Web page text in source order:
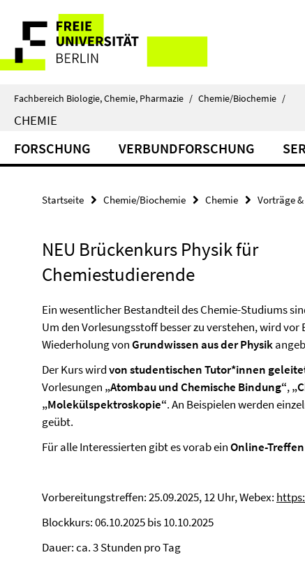
direkt
Inhalt
Service-
Navigation
Fachbereich Biologie, Chemie, Pharmazie / Chemie/Biochemie /
CHEMIE
FORSCHUNG VERBUNDFORSCHUNG
Startseite Chemie/Biochemie Chemie Vorträge
NEU Brückenkurs Physik für
Chemiestudierende
Ein wesentlicher Bestandteil des Chemie-Studiums
Um den Vorlesungsstoff besser zu verstehen, wird
Wiederholung vonGrundwissen aus der Physik
Der Kurs wirdvon studentischen Tutor*innen
Vorlesungen „Atombau und Chemische Bindung“,
„Molekülspektroskopie“. An Beispielen werden
geübt.
Für alle Interessierten gibt es vorab einOnline-
Vorbereitungstreffen: 25.09.2025, 12 Uhr, Webex:
Blockkurs: 06.10.2025 bis 10.10.2025
Dauer: ca. 3 Stunden pro Tag